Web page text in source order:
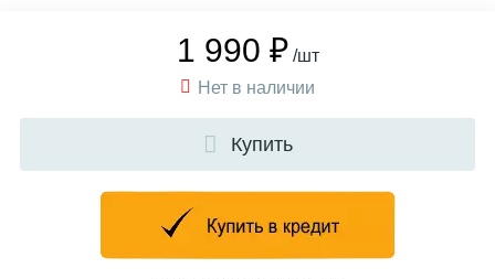
1 990 ₽ /шт
Нет в наличии
Купить